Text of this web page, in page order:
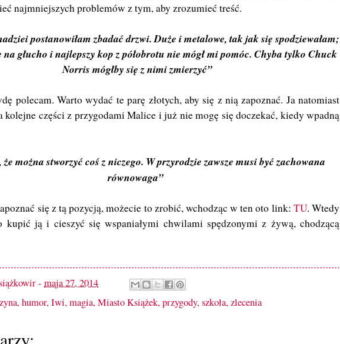
najmniejszych problemów z tym, aby zrozumieć treść.
postanowiłam zbadać drzwi. Duże i metalowe, tak jak się spodziewałam;
na głucho i najlepszy kop z półobrotu nie mógł mi pomóc. Chyba tylko Chuck
Norris mógłby się z nimi zmierzyć”
polecam. Warto wydać te parę złotych, aby się z nią zapoznać. Ja natomiast
kolejne części z przygodami Malice i już nie mogę się doczekać, kiedy wpadną
można stworzyć coś z niczego. W przyrodzie zawsze musi być zachowana
równowaga”
się z tą pozycją, możecie to zrobić, wchodząc w ten oto link: TU. Wtedy
kupić ją i cieszyć się wspaniałymi chwilami spędzonymi z żywą, chodzącą
- maja 27, 2014
,humor,Iwi,magia,Miasto Książek,przygody,szkoła,zlecenia